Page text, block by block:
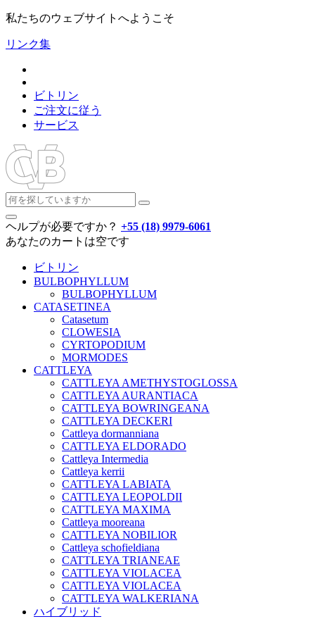
私たちのウェブサイトへようこそ
リンク集
ビトリン
ご注文に従う
サービス
ヘルプが必要ですか？ +55 (18) 9979-6061
あなたのカートは空です
ビトリン
BULBOPHYLLUM
BULBOPHYLLUM
CATASETINEA
Catasetum
CLOWESIA
CYRTOPODIUM
MORMODES
CATTLEYA
CATTLEYA AMETHYSTOGLOSSA
CATTLEYA AURANTIACA
CATTLEYA BOWRINGEANA
CATTLEYA DECKERI
Cattleya dormanniana
CATTLEYA ELDORADO
Cattleya Intermedia
Cattleya kerrii
CATTLEYA LABIATA
CATTLEYA LEOPOLDII
CATTLEYA MAXIMA
Cattleya mooreana
CATTLEYA NOBILIOR
Cattleya schofieldiana
CATTLEYA TRIANEAE
CATTLEYA VIOLACEA
CATTLEYA VIOLACEA
CATTLEYA WALKERIANA
ハイブリッド